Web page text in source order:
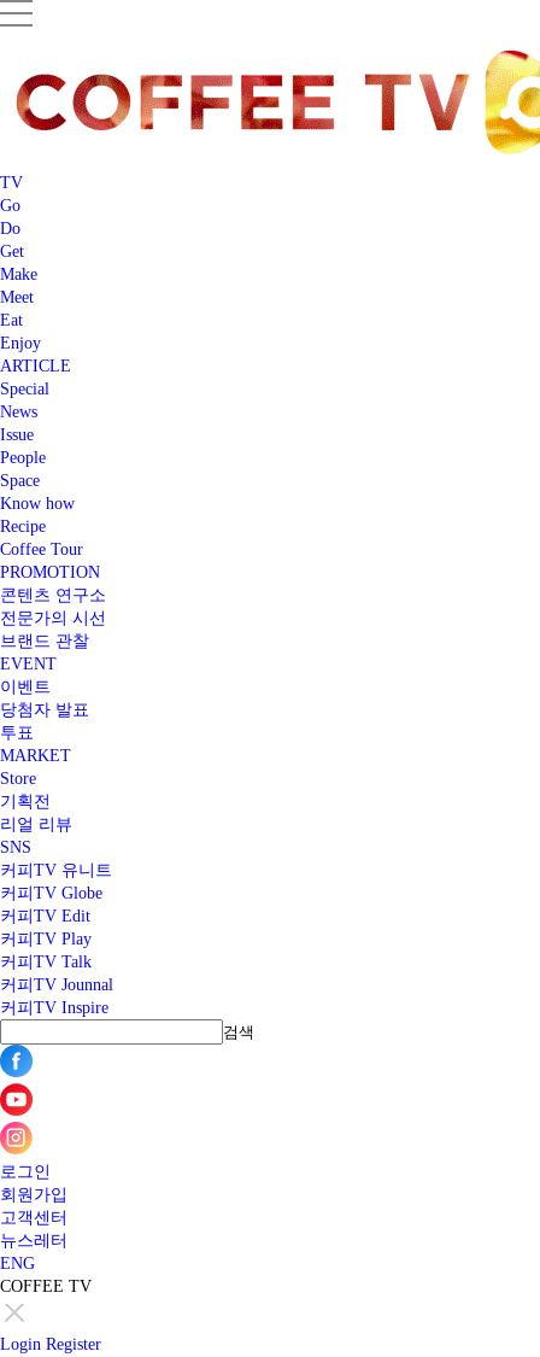
TV
Go
Do
Get
Make
Meet
Eat
Enjoy
ARTICLE
Special
News
Issue
People
Space
Know how
Recipe
Coffee Tour
PROMOTION
콘텐츠 연구소
전문가의 시선
브랜드 관찰
EVENT
이벤트
당첨자 발표
투표
MARKET
Store
기획전
리얼 리뷰
SNS
커피TV 유니트
커피TV Globe
커피TV Edit
커피TV Play
커피TV Talk
커피TV Jounnal
커피TV Inspire
검색
로그인
회원가입
고객센터
뉴스레터
ENG
COFFEE TV
Login Register